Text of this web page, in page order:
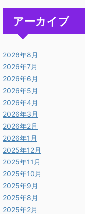
アーカイブ
2026年8月
2026年7月
2026年6月
2026年5月
2026年4月
2026年3月
2026年2月
2026年1月
2025年12月
2025年11月
2025年10月
2025年9月
2025年8月
2025年2月